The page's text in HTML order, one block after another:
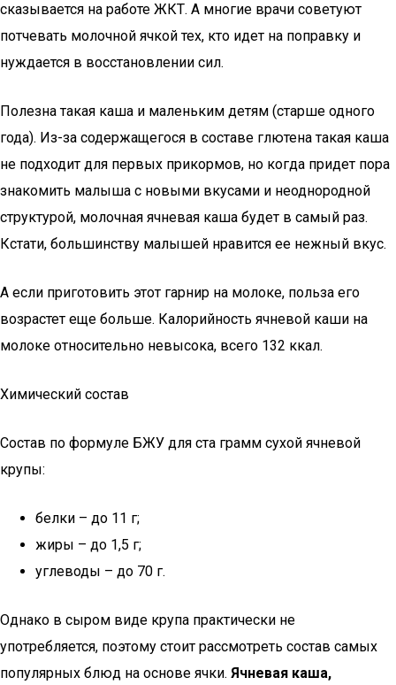
сказывается на работе ЖКТ. А многие врачи советуют
потчевать молочной ячкой тех, кто идет на поправку и
нуждается в восстановлении сил.
Полезна такая каша и маленьким детям (старше одного
года). Из-за содержащегося в составе глютена такая каша
не подходит для первых прикормов, но когда придет пора
знакомить малыша с новыми вкусами и неоднородной
структурой, молочная ячневая каша будет в самый раз.
Кстати, большинству малышей нравится ее нежный вкус.
А если приготовить этот гарнир на молоке, польза его
возрастет еще больше. Калорийность ячневой каши на
молоке относительно невысока, всего 132 ккал.
Химический состав
Состав по формуле БЖУ для ста грамм сухой ячневой
крупы:
белки – до 11 г;
жиры – до 1,5 г;
углеводы – до 70 г.
Однако в сыром виде крупа практически не
употребляется, поэтому стоит рассмотреть состав самых
популярных блюд на основе ячки. Ячневая каша,